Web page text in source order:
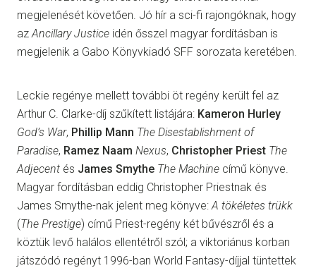
megjelenését követően. Jó hír a sci-fi rajongóknak, hogy
azAncillary Justice idén ősszel magyar fordításban is
megjelenik a Gabo Könyvkiadó SFF sorozata keretében.
Leckie regénye mellett további öt regény került fel az
Arthur C. Clarke-díj szűkített listájára: Kameron Hurley
God’s War, Phillip Mann The Disestablishment of
Paradise, Ramez Naam Nexus, Christopher Priest The
Adjecent és James Smythe The Machine című könyve.
Magyar fordításban eddig Christopher Priestnak és
James Smythe-nak jelent meg könyve:A tökéletes trükk
(The Prestige) című Priest-regény két bűvészről és a
köztük levő halálos ellentétről szól; a viktoriánus korban
játszódó regényt 1996-ban World Fantasy-díjjal tüntettek